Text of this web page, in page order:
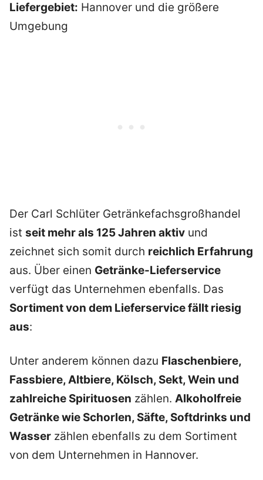
Liefergebiet: Hannover und die größere
Umgebung
Der Carl Schlüter Getränkefachsgroßhandel
ist seit mehr als 125 Jahren aktiv und
zeichnet sich somit durch reichlich Erfahrung
aus. Über einen Getränke-Lieferservice
verfügt das Unternehmen ebenfalls. Das
Sortiment von dem Lieferservice fällt riesig
aus:
Unter anderem können dazu Flaschenbiere,
Fassbiere, Altbiere, Kölsch, Sekt, Wein und
zahlreiche Spirituosen zählen. Alkoholfreie
Getränke wie Schorlen, Säfte, Softdrinks und
Wasser zählen ebenfalls zu dem Sortiment
von dem Unternehmen in Hannover.